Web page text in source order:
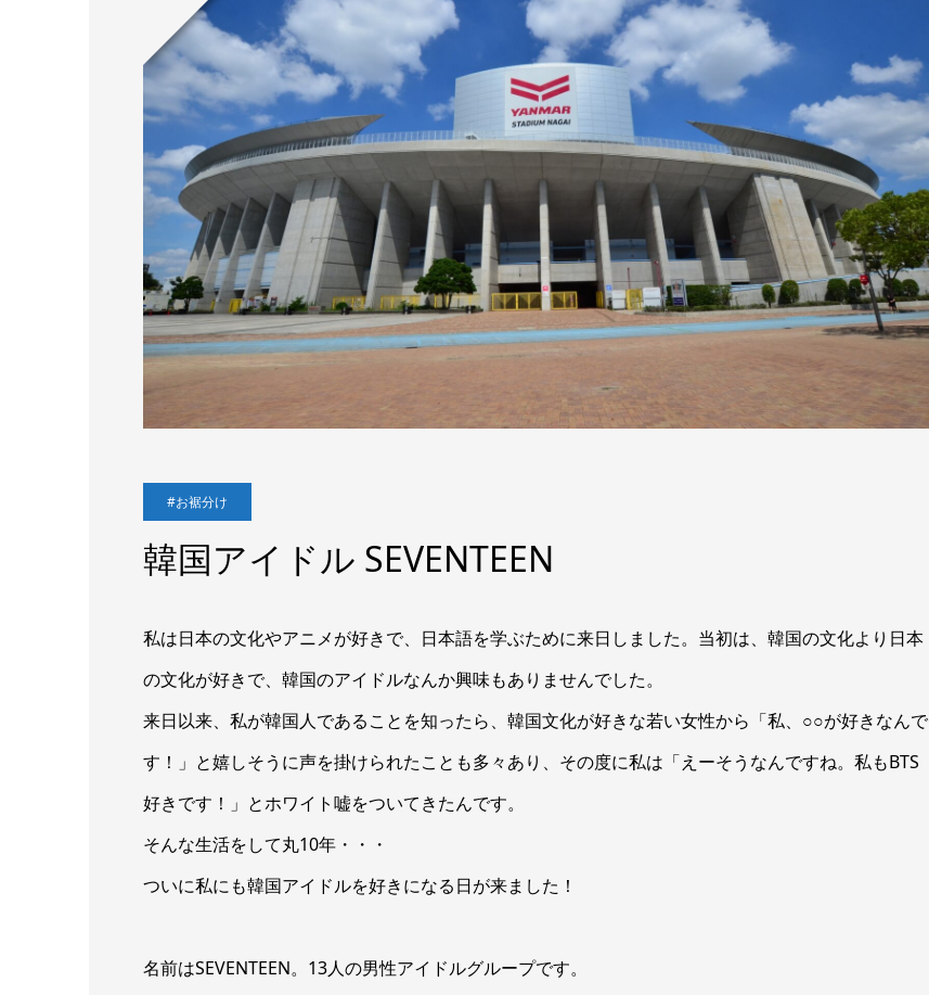
#お裾分け
韓国アイドル SEVENTEEN
私は日本の文化やアニメが好きで、日本語を学ぶために来日しました。当初は、韓国の文化より日本
の文化が好きで、韓国のアイドルなんか興味もありませんでした。
来日以来、私が韓国人であることを知ったら、韓国文化が好きな若い女性から「私、○○が好きなんで
す！」と嬉しそうに声を掛けられたことも多々あり、その度に私は「えーそうなんですね。私もBTS
好きです！」とホワイト嘘をついてきたんです。
そんな生活をして丸10年・・・
ついに私にも韓国アイドルを好きになる日が来ました！
名前はSEVENTEEN。13人の男性アイドルグループです。